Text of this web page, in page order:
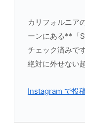
カリフォルニア
ーンにある**「
チェック済みで
絶対に外せない
Instagram で投